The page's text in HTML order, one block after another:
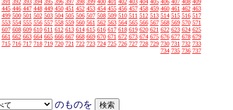
391 392 393 394 395 396 397 398 399 400 401 402 403 404 405 406 407 408 409
445 446 447 448 449 450 451 452 453 454 455 456 457 458 459 460 461 462 463
499 500 501 502 503 504 505 506 507 508 509 510 511 512 513 514 515 516 517
553 554 555 556 557 558 559 560 561 562 563 564 565 566 567 568 569 570 571
607 608 609 610 611 612 613 614 615 616 617 618 619 620 621 622 623 624 625
661 662 663 664 665 666 667 668 669 670 671 672 673 674 675 676 677 678 679
715 716 717 718 719 720 721 722 723 724 725 726 727 728 729 730 731 732 733
734 735 736 737
のものを